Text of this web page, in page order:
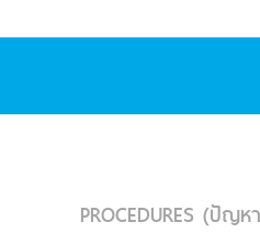
PROCEDURES (ปัญห